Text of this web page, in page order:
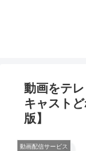
動画をテ
キャスト
版】
動画配信サービス